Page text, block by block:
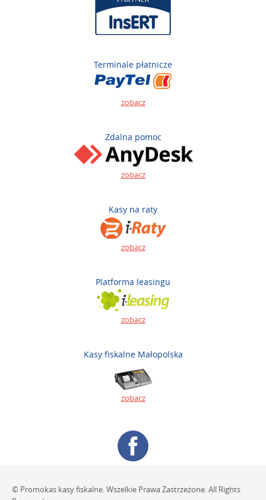
Terminale płatnicze
zobacz
Zdalna pomoc
zobacz
Kasy na raty
zobacz
Platforma leasingu
zobacz
Kasy fiskalne Małopolska
zobacz
© Promokas kasy fiskalne. Wszelkie Prawa Zastrzeżone. All Rights